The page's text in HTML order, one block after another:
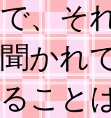
で、そ
聞かれ
ること